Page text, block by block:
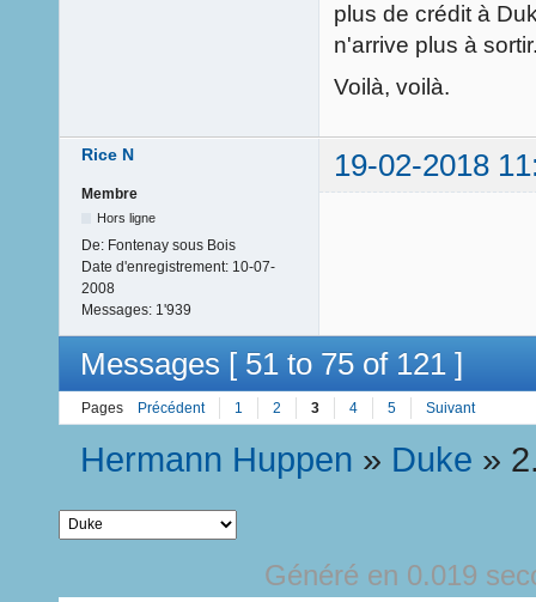
plus de crédit à
n'arrive plus à
Voilà, voilà.
Rice N 19-02-2018
Membre
Hors ligne
De: Fontenay sous Bois
Date d'enregistrement: 10-07-
2008
Messages: 1'939
Messages [ 51 to 75 of 121 ]
Pages Précédent 1 2 3 4 5 Suivant
Hermann Huppen » Duke »
Généré en 0.019